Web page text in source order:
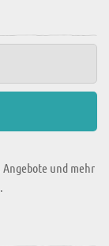
und mehr